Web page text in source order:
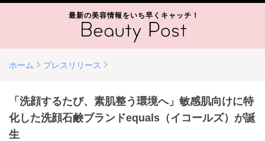
最新の美容情報をいち早くキャッチ！
ホーム プレスリリース
「洗顔するたび、素肌整う環境へ」敏感肌向けに特
化した洗顔石鹸ブランドequals（イコールズ）が誕
生